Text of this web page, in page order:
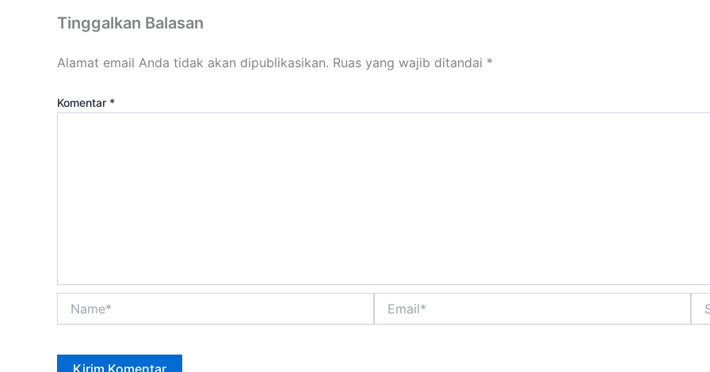
Tinggalkan Balasan
Alamat email Anda tidak akan dipublikasikan. Ruas yang wajib ditandai *
Komentar *